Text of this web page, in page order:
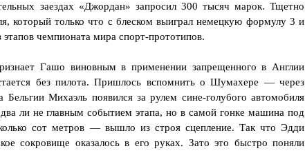
заездах «Джордан» запросил 300 тысяч марок. Тщетно
который только что с блеском выиграл немецкую формулу 3 и
чемпионата мира спорт-прототипов.
Гашо виновным в применении запрещенного в Англии
без пилота. Пришлось вспомнить о Шумахере — через
Михаэль появился за рулем сине-голубого автомобиля
ли не главным событием этапа, но в самой гонке машина под
сот метров — вышло из строя сцепление. Так что Эдди
сокровище оказалось в его руках. Зато это быстро поняли